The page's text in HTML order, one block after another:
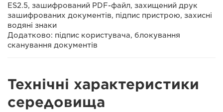
ES2.5, зашифрований PDF-файл, захищений друк
зашифрованих документів, підпис пристрою, захисні
водяні знаки
Додатково: підпис користувача, блокування
сканування документів
Технічні характеристики
середовища